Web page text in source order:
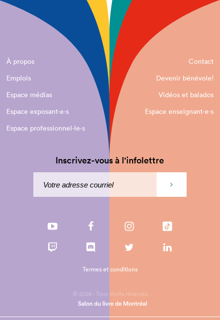
À propos
Contact
Emplois
Devenir bénévole!
Espace médias
Vidéos et balados
Espace exposant·e⋅s
Espace enseignant·e⋅s
Espace professionnel·le⋅s
Inscrivez-vous à l'infolettre
© 2026 - Tous droits réservés
Termes et conditions